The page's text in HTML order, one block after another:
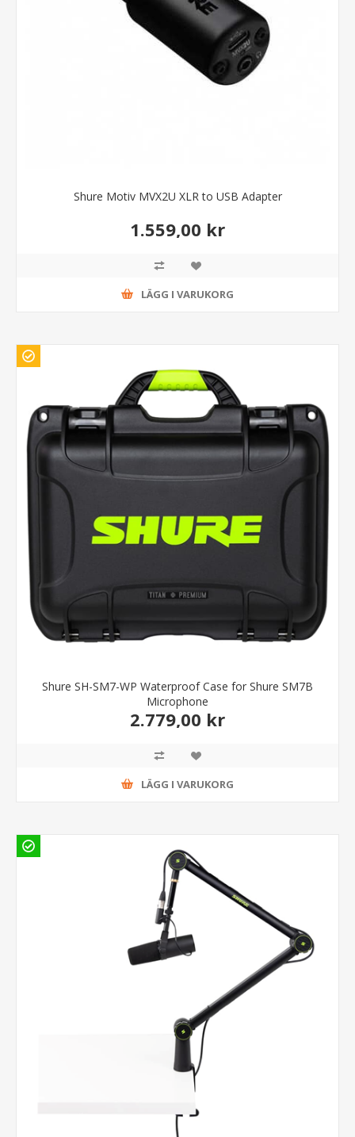
Shure Motiv MVX2U XLR to USB Adapter
1.559,00 kr
LÄGG I VARUKORG
Shure SH-SM7-WP Waterproof Case for Shure SM7B
Microphone
2.779,00 kr
LÄGG I VARUKORG